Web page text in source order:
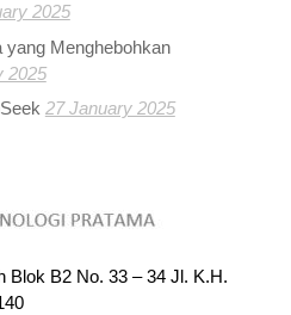
2025
yang Menghebohkan
2025
27 January 2025
Blok B2 No. 33 – 34 Jl. K.H.